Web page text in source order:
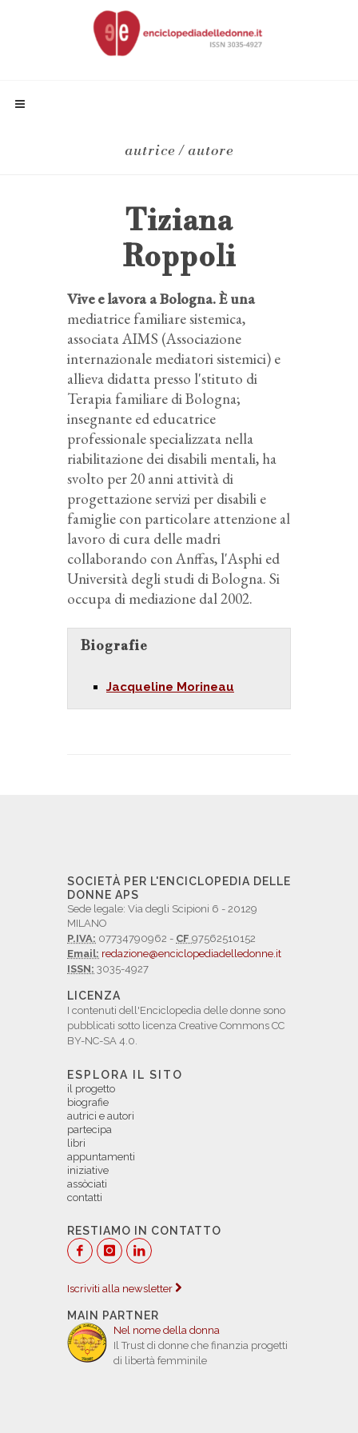
autrice / autore
Tiziana
Roppoli
Vive e lavora a Bologna. È una
mediatrice familiare sistemica,
associata AIMS (Associazione
internazionale mediatori sistemici) e
allieva didatta presso l'stituto di
Terapia familiare di Bologna;
insegnante ed educatrice
professionale specializzata nella
riabilitazione dei disabili mentali, ha
svolto per 20 anni attività di
progettazione servizi per disabili e
famiglie con particolare attenzione al
lavoro di cura delle madri
collaborando con Anffas, l'Asphi ed
Università degli studi di Bologna. Si
occupa di mediazione dal 2002.
Biografie
Jacqueline Morineau
SOCIETÀ PER L'ENCICLOPEDIA DELLE
DONNE APS
Sede legale: Via degli Scipioni 6 - 20129
MILANO
P.IVA: 07734790962 - CF 97562510152
Email: redazione@enciclopediadelledonne.it
ISSN: 3035-4927
LICENZA
I contenuti dell'Enciclopedia delle donne sono
pubblicati sotto licenza Creative Commons CC
BY-NC-SA 4.0.
ESPLORA IL SITO
il progetto
biografie
autrici e autori
partecipa
libri
appuntamenti
iniziative
assòciati
contatti
RESTIAMO IN CONTATTO
Iscriviti alla newsletter
MAIN PARTNER
Nel nome della donna
Il Trust di donne che finanzia progetti
di libertà femminile